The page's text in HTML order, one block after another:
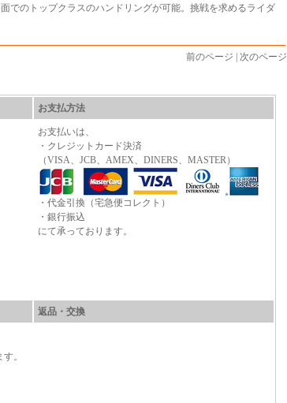
でのトップクラスのハンドリングが可能。挑戦を求めるライダ
前のページ | 次のページ
お支払方法
お支払いは、
・クレジットカード決済
（VISA、JCB、AMEX、DINERS、MASTER）
・代金引換（宅急便コレクト）
・銀行振込
にて承っております。
返品・交換
。